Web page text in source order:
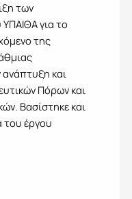
των
για το
της
και
Πόρων και
Βασίστηκε και
του έργου